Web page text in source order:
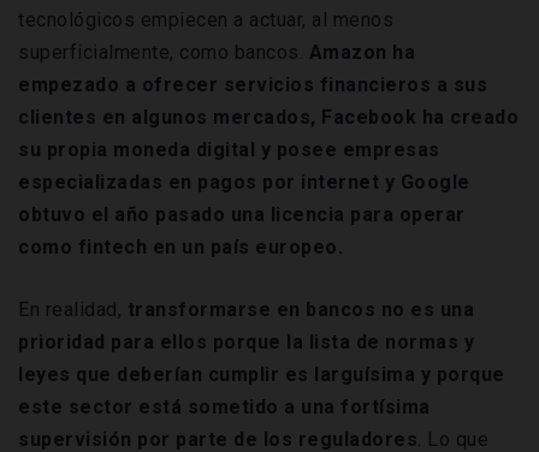
tecnológicos empiecen a actuar, al menos
superficialmente, como bancos. Amazon ha
empezado a ofrecer servicios financieros a sus
clientes en algunos mercados, Facebook ha creado
su propia moneda digital y posee empresas
especializadas en pagos por internet y Google
obtuvo el año pasado una licencia para operar
como fintech en un país europeo.
En realidad, transformarse en bancos no es una
prioridad para ellos porque la lista de normas y
leyes que deberían cumplir es larguísima y porque
este sector está sometido a una fortísima
supervisión por parte de los reguladores. Lo que